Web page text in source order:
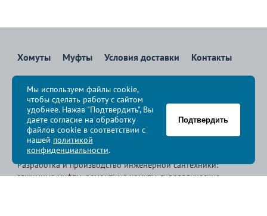
Хомуты Муфты Условия доставки Контакты
8 800 700-83-36
Звоните бесплатно с 08:00 до 17:00 по Москве
политика конфиденциальности
© Группа компаний « », 2009-2026
Разработка и производство инженерной сантехники:
зажимные муфты, ремонтные хомуты, гидравлические
Мы используем файлы cookie,
чтобы сделать работу с сайтом
удобнее. Нажав "Подтвердить", Вы
даете согласие на обработку
файлов cookie в соответствии с
нашей политикой
конфиденциальности.
Подтвердить